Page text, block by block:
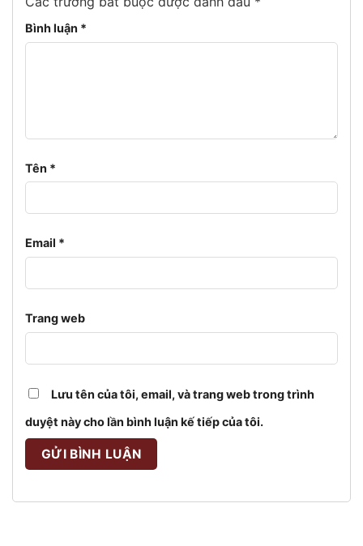
Bình luận *
Tên *
Email *
Trang web
Lưu tên của tôi, email, và trang web trong trình
duyệt này cho lần bình luận kế tiếp của tôi.